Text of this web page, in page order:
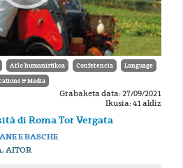
Arlo humanistikoa Conferencia Language
& Media
Grabaketa data: 27/09/2021
Ikusia: 41 aldiz
di Roma Tor Vergata
E BASCHE
AITOR